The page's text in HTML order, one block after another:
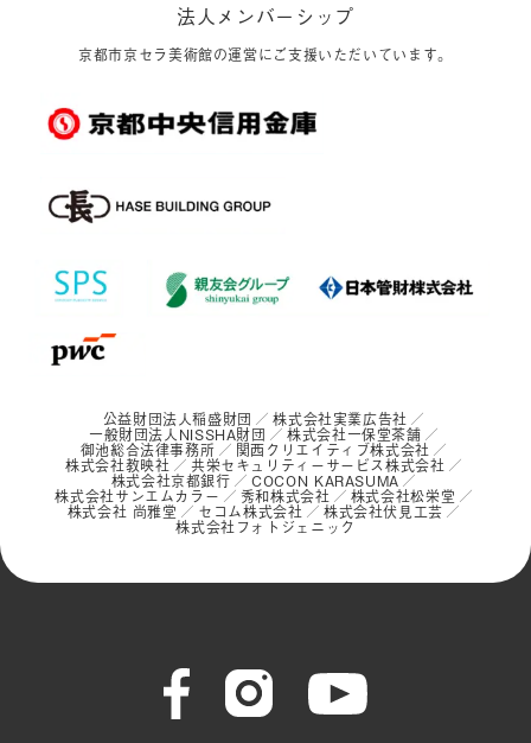
法人メンバーシップ
京都市京セラ美術館の運営にご支援いただいています。
公益財団法人稲盛財団 株式会社実業広告社
一般財団法人NISSHA財団 株式会社一保堂茶舗
御池総合法律事務所 関西クリエイティブ株式会社
株式会社教映社 共栄セキュリティーサービス株式会社
株式会社京都銀行 COCON KARASUMA
株式会社サンエムカラー 秀和株式会社 株式会社松栄堂
株式会社 尚雅堂 セコム株式会社 株式会社伏見工芸
株式会社フォトジェニック